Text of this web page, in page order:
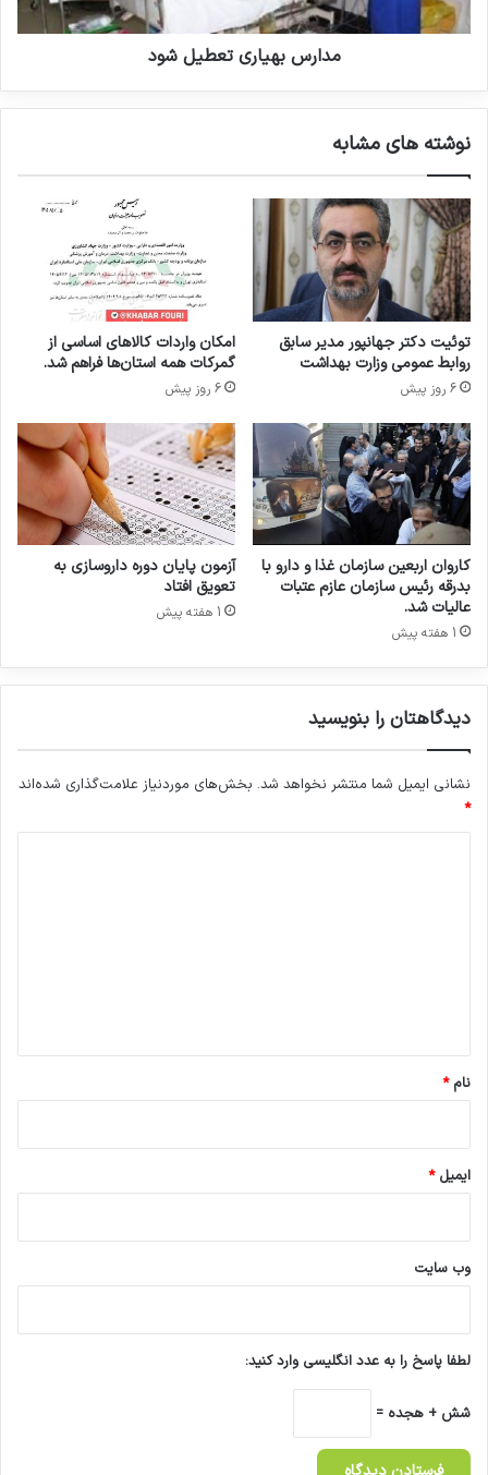
د
ش
ی
ن
ت
ر
ن
ت
ی
»
د
ا
ر
و
ا
ط
ش
و
د
مدارس بهیاری تعطیل شود
نوشته های مشابه
توئیت دکتر جهانپور مدیر سابق
روابط عمومی وزارت بهداشت
6 روز پیش
امکان واردات کالاهای اساسی از
گمرکات همه استان‌ها فراهم شد.
6 روز پیش
کاروان اربعین سازمان غذا و دارو با
بدرقه رئیس سازمان عازم عتبات
عالیات شد.
1 هفته پیش
آزمون پایان دوره داروسازی به
تعویق افتاد
1 هفته پیش
دیدگاهتان را بنویسید
نشانی ایمیل شما منتشر نخواهد شد. بخش‌های موردنیاز علامت‌گذاری شده‌اند
*
نام*
ایمیل*
وب‌ سایت
لطفا پاسخ را به عدد انگلیسی وارد کنید:
شش + هجده =